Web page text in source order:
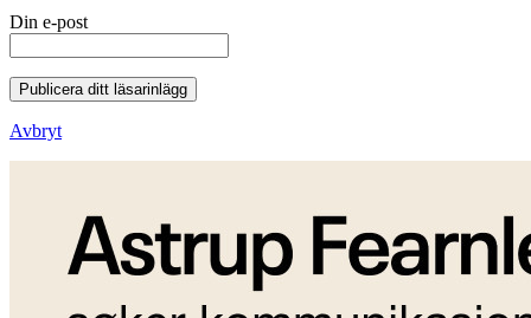
Din e-post
Publicera ditt läsarinlägg
Avbryt